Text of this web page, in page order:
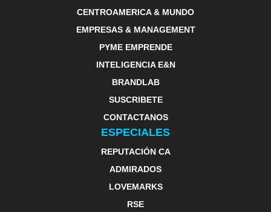
CENTROAMERICA & MUNDO
EMPRESAS & MANAGEMENT
PYME EMPRENDE
INTELIGENCIA E&N
BRANDLAB
SUSCRIBETE
CONTACTANOS
ESPECIALES
REPUTACIÓN CA
ADMIRADOS
LOVEMARKS
RSE